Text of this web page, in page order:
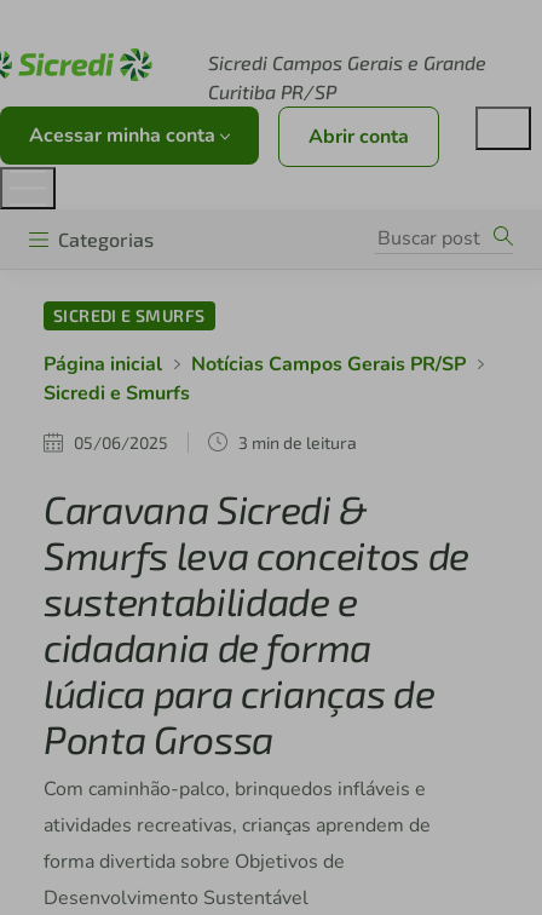
Sicredi Campos Gerais e Grande
Curitiba PR/SP
Acessar minha conta Abrir conta
Categorias
SICREDI E SMURFS
Página inicial
Notícias Campos Gerais PR/SP
Sicredi e Smurfs
05/06/2025 3 min de leitura
Caravana Sicredi &
Smurfs leva conceitos de
sustentabilidade e
cidadania de forma
lúdica para crianças de
Ponta Grossa
Com caminhão-palco, brinquedos infláveis e
atividades recreativas, crianças aprendem de
forma divertida sobre Objetivos de
Desenvolvimento Sustentável